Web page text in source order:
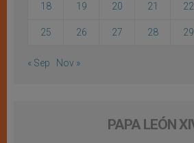
18 19 20 21 22
25 26 27 28 29
« Sep Nov »
PAPA LEÓN